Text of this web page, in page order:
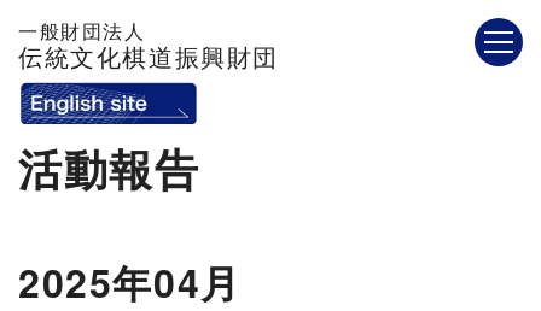
一般財団法人
伝統文化棋道振興財団
活動報告
2025年04月